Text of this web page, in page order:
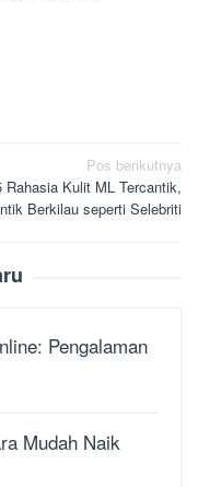
Pos berikutnya
Rahasia Kulit ML Tercantik,
Berkilau seperti Selebriti
Pengalaman
Mudah Naik